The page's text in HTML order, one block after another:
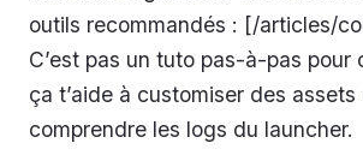
outils recommandés : [/articles/
C’est pas un tuto pas-à-pas pour
ça t’aide à customiser des assets
comprendre les logs du launcher.